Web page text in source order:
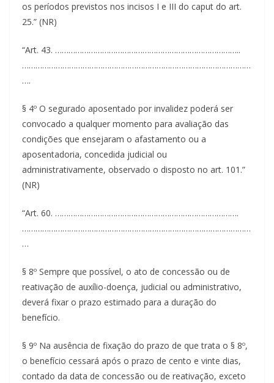
os períodos previstos nos incisos I e III do caput do art.
25.” (NR)
“Art. 43. ………………………………………………………………………..
…………………………………………………………………………………………
….
§ 4º O segurado aposentado por invalidez poderá ser
convocado a qualquer momento para avaliação das
condições que ensejaram o afastamento ou a
aposentadoria, concedida judicial ou
administrativamente, observado o disposto no art. 101.”
(NR)
“Art. 60. ……………………………………………………………………….
…………………………………………………………………………………………
…
§ 8º Sempre que possível, o ato de concessão ou de
reativação de auxílio-doença, judicial ou administrativo,
deverá fixar o prazo estimado para a duração do
benefício.
§ 9º Na ausência de fixação do prazo de que trata o § 8º,
o benefício cessará após o prazo de cento e vinte dias,
contado da data de concessão ou de reativação, exceto